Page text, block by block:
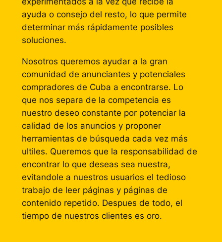
ayuda o consejo del resto, lo que permite
determinar más rápidamente posibles
soluciones.
Nosotros queremos ayudar a la gran
comunidad de anunciantes y potenciales
compradores de Cuba a encontrarse. Lo
que nos separa de la competencia es
nuestro deseo constante por potenciar la
calidad de los anuncios y proponer
herramientas de búsqueda cada vez más
ultiles. Queremos que la responsabilidad de
encontrar lo que deseas sea nuestra,
evitandole a nuestros usuarios el tedioso
trabajo de leer páginas y páginas de
contenido repetido. Despues de todo, el
tiempo de nuestros clientes es oro.